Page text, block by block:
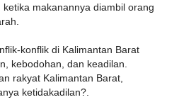
makanannya diambil orang
konflik di Kalimantan Barat
kebodohan, dan keadilan.
rakyat Kalimantan Barat,
ketidakadilan?.